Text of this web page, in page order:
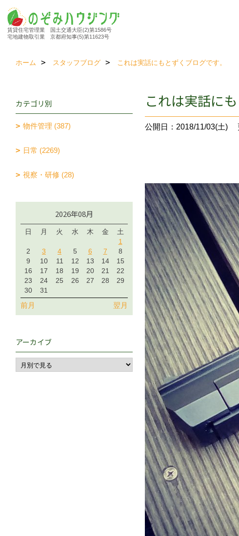
賃貸住宅管理業 国土交通大臣(2)第1586号
宅地建物取引業 京都府知事(5)第11623号
ホーム スタッフブログ これは実話にもとずくブログです。
これは実話にも
公開日：2018/11/03(土)
カテゴリ別
物件管理 (387)
日常 (2269)
視察・研修 (28)
2026年08月
日 月 火 水 木 金
土
1
2
3 4 5 6 7
8
9
10 11 12 13 14
15
16
17 18 19 20 21
22
23
24 25 26 27 28
29
30
31
前月 翌月
アーカイブ